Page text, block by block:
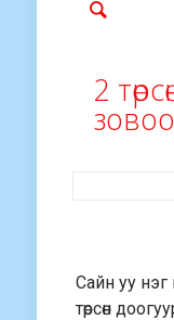
2
Сайн уу нэг
төрсөн